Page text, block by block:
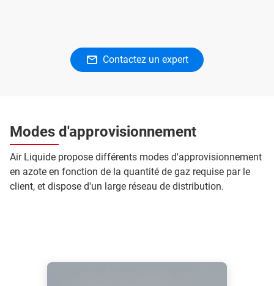
Contactez un expert
Modes d'approvisionnement
Air Liquide propose différents modes d'approvisionnement
en azote en fonction de la quantité de gaz requise par le
client, et dispose d'un large réseau de distribution.